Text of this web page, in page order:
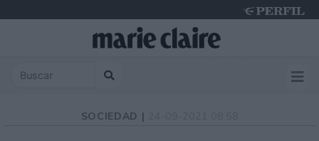
SOCIEDAD |